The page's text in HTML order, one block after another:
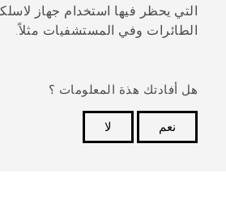
التي يحظر فيها استخدام جهاز
الطائرات وفي المستشفيات مثلاً.
هل أفادتك هذة المعلومات ؟
نعم
لا